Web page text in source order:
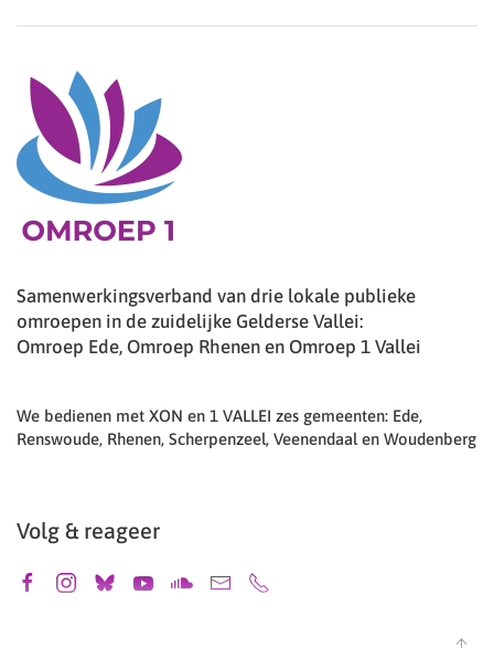
Samenwerkingsverband van drie lokale publieke
omroepen in de zuidelijke Gelderse Vallei:
Omroep Ede, Omroep Rhenen en Omroep 1 Vallei
We bedienen met XON en 1 VALLEI zes gemeenten: Ede,
Renswoude, Rhenen, Scherpenzeel, Veenendaal en Woudenberg
Volg & reageer